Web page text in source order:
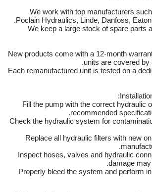
We work with top manufacturers
Poclain Hydraulics, Linde, Danfoss,
We keep a large stock of spare parts
New products come with a 12-month
units are covered by
Each remanufactured unit is tested on a
– Fill the pump with the correct hydraulic
recommended
– Check the hydraulic system for
– Replace all hydraulic filters with new
– Inspect hoses, valves and hydraulic
damage
– Properly bleed the system and perform